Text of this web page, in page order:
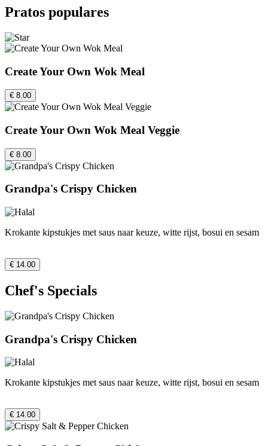
Pratos populares
Create Your Own Wok Meal
€ 8.00
Create Your Own Wok Meal Veggie
€ 8.00
Grandpa's Crispy Chicken
Krokante kipstukjes met saus naar keuze, witte rijst, bosui en sesam
€ 14.00
Chef's Specials
Grandpa's Crispy Chicken
Krokante kipstukjes met saus naar keuze, witte rijst, bosui en sesam
€ 14.00